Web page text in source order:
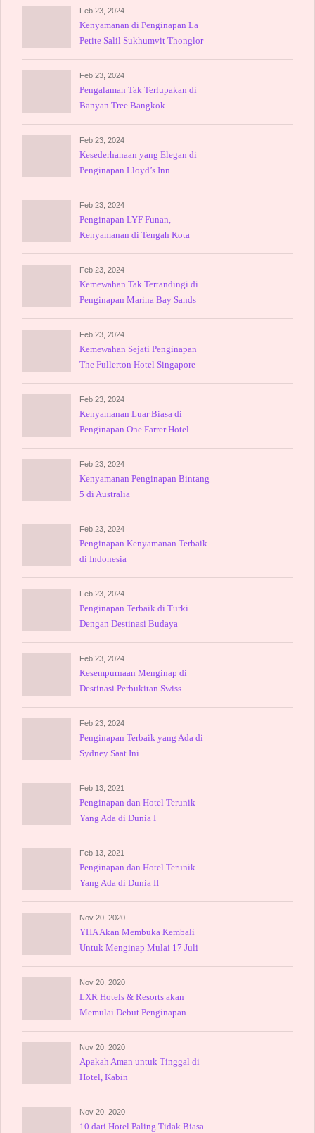
Feb 23, 2024
Kenyamanan di Penginapan La
Petite Salil Sukhumvit Thonglor
Feb 23, 2024
Pengalaman Tak Terlupakan di
Banyan Tree Bangkok
Feb 23, 2024
Kesederhanaan yang Elegan di
Penginapan Lloyd’s Inn
Feb 23, 2024
Penginapan LYF Funan,
Kenyamanan di Tengah Kota
Feb 23, 2024
Kemewahan Tak Tertandingi di
Penginapan Marina Bay Sands
Feb 23, 2024
Kemewahan Sejati Penginapan
The Fullerton Hotel Singapore
Feb 23, 2024
Kenyamanan Luar Biasa di
Penginapan One Farrer Hotel
Feb 23, 2024
Kenyamanan Penginapan Bintang
5 di Australia
Feb 23, 2024
Penginapan Kenyamanan Terbaik
di Indonesia
Feb 23, 2024
Penginapan Terbaik di Turki
Dengan Destinasi Budaya
Feb 23, 2024
Kesempurnaan Menginap di
Destinasi Perbukitan Swiss
Feb 23, 2024
Penginapan Terbaik yang Ada di
Sydney Saat Ini
Feb 13, 2021
Penginapan dan Hotel Terunik
Yang Ada di Dunia I
Feb 13, 2021
Penginapan dan Hotel Terunik
Yang Ada di Dunia II
Nov 20, 2020
YHA Akan Membuka Kembali
Untuk Menginap Mulai 17 Juli
Nov 20, 2020
LXR Hotels & Resorts akan
Memulai Debut Penginapan
Nov 20, 2020
Apakah Aman untuk Tinggal di
Hotel, Kabin
Nov 20, 2020
10 dari Hotel Paling Tidak Biasa